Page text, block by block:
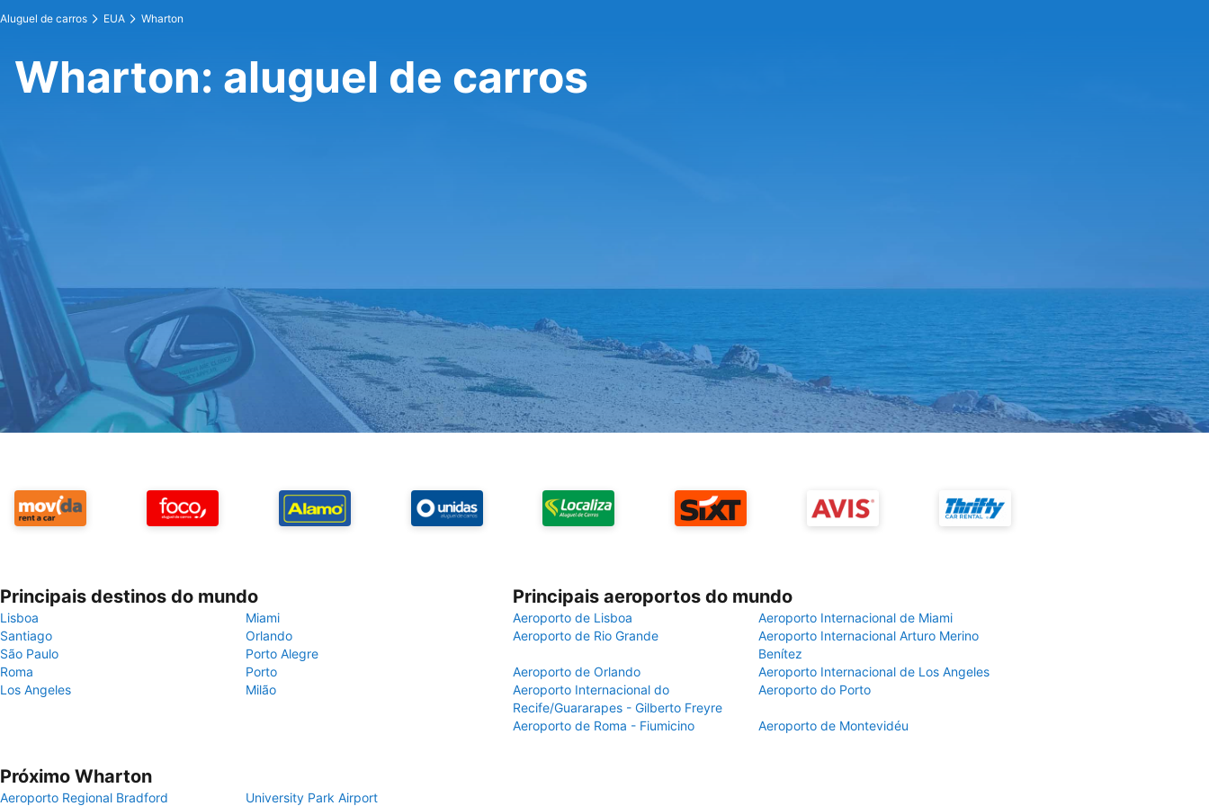
Aluguel de carros EUA Wharton
Wharton: aluguel de carros
Principais destinos do mundo
Lisboa
Miami
Santiago
Orlando
São Paulo
Porto Alegre
Roma
Porto
Los Angeles
Milão
Principais aeroportos do mundo
Aeroporto de Lisboa
Aeroporto Internacional de Miami
Aeroporto de Rio Grande
Aeroporto Internacional Arturo Merino
Benítez
Aeroporto de Orlando
Aeroporto Internacional de Los Angeles
Aeroporto Internacional do
Recife/Guararapes - Gilberto Freyre
Aeroporto do Porto
Aeroporto de Roma - Fiumicino Aeroporto de Montevidéu
Próximo Wharton
Aeroporto Regional Bradford University Park Airport